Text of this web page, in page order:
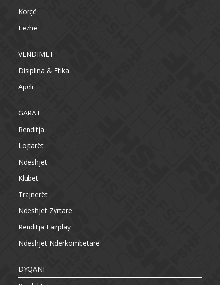
Korçë
Lezhë
VENDIMET
Disiplina & Etika
Apeli
GARAT
Renditja
Lojtarët
Ndeshjet
Klubet
Trajnerët
Ndeshjet Zyrtare
Renditja Fairplay
Ndeshjet Ndërkombëtare
DYQANI